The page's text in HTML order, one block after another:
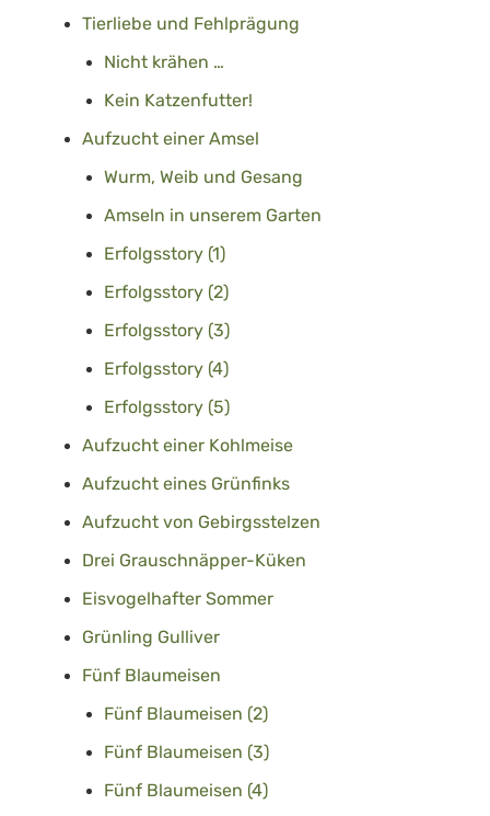
Tierliebe und Fehlprägung
Nicht krähen …
Kein Katzenfutter!
Aufzucht einer Amsel
Wurm, Weib und Gesang
Amseln in unserem Garten
Erfolgsstory (1)
Erfolgsstory (2)
Erfolgsstory (3)
Erfolgsstory (4)
Erfolgsstory (5)
Aufzucht einer Kohlmeise
Aufzucht eines Grünfinks
Aufzucht von Gebirgsstelzen
Drei Grauschnäpper-Küken
Eisvogelhafter Sommer
Grünling Gulliver
Fünf Blaumeisen
Fünf Blaumeisen (2)
Fünf Blaumeisen (3)
Fünf Blaumeisen (4)